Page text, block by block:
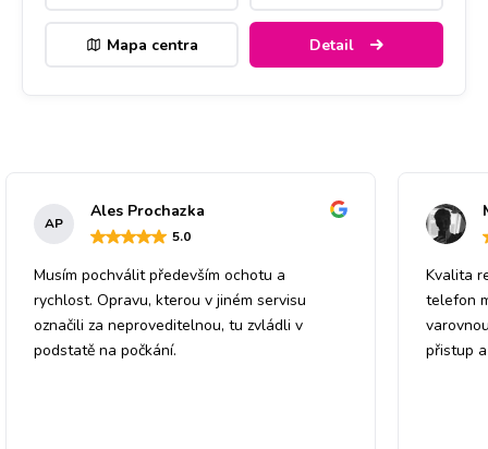
Mapa centra Detail
AP
Ales Prochazka
5.0
Musím pochválit především ochotu a
rychlost. Opravu, kterou v jiném servisu
označili za neproveditelnou, tu zvládli v
podstatě na počkání.
Kvalita
telefon
přistup